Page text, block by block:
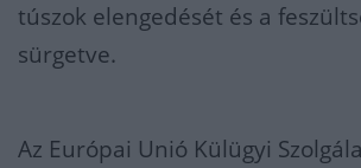
túszok elengedését és a
sürgetve.
Az Európai Unió Külügyi